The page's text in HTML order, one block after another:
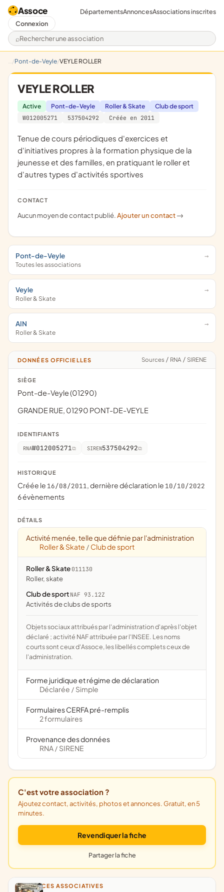
Assoce
Rechercher une association
DépartementsAnnoncesAssociations inscrites
Connexion
Pont-de-Veyle VEYLE ROLLER
VEYLE ROLLER
Active Pont-de-Veyle Roller & Skate
Club de sport
W012005271
537504292 Créée en 2011
tenue de cours périodiques d'exercices et
d'initiatives propres à la formation physique de la
jeunesse et des familles, en pratiquant le roller et
d'autres types d'activités sportives
CONTACT
Aucun moyen de contact publié.Ajouter un contact ->
Pont-de-Veyle
Toutes les associations
Veyle
Roller & Skate
AIN
Roller & Skate
DONNÉES OFFICIELLES Sources / RNA / SIRENE
SIÈGE
Pont-de-Veyle (01290)
GRANDE RUE, 01290 PONT-DE-VEYLE
IDENTIFIANTS
RNAW012005271 SIREN537504292
HISTORIQUE
Créée le 16/08/2011, dernière déclaration le 10/10/2022
6 évènements
DÉTAILS
Activité menée, telle que définie par l'administration
Roller & Skate / Club de sport
Roller & Skate 011130
Roller, skate
Club de sport NAF 93.12Z
Activités de clubs de sports
Objets sociaux attribués par l'administration d'après l'objet
déclaré ; activité NAF attribuée par l'INSEE. Les noms
courts sont ceux d'Assoce, les libellés complets ceux de
l'administration.
Forme juridique et régime de déclaration
Déclarée / Simple
Formulaires CERFA pré-remplis
2 formulaires
Provenance des données
RNA / SIRENE
C'est votre association ?
Ajoutez contact, activités, photos et annonces. Gratuit, en 5
minutes.
Revendiquer la fiche
Partager la fiche
ANNONCES ASSOCIATIVES